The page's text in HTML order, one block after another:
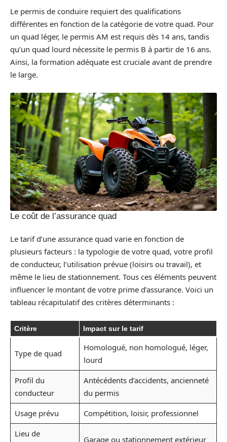
Le permis de conduire requiert des qualifications
différentes en fonction de la catégorie de votre quad. Pour
un quad léger, le permis AM est requis dès 14 ans, tandis
qu’un quad lourd nécessite le permis B à partir de 16 ans.
Ainsi, la formation adéquate est cruciale avant de prendre
le large.
Le coût de l’assurance quad
Le tarif d’une assurance quad varie en fonction de
plusieurs facteurs : la typologie de votre quad, votre profil
de conducteur, l’utilisation prévue (loisirs ou travail), et
même le lieu de stationnement. Tous ces éléments peuvent
influencer le montant de votre prime d’assurance. Voici un
tableau récapitulatif des critères déterminants :
Critère Impact sur le tarif
Type de quad
Homologué, non homologué, léger,
lourd
Profil du
conducteur
Antécédents d’accidents, ancienneté
du permis
Usage prévu
Compétition, loisir, professionnel
Lieu de
Garage ou stationnement extérieur